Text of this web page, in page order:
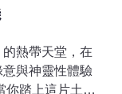
熱帶天堂，在
與神靈性體驗
你踏上這片土